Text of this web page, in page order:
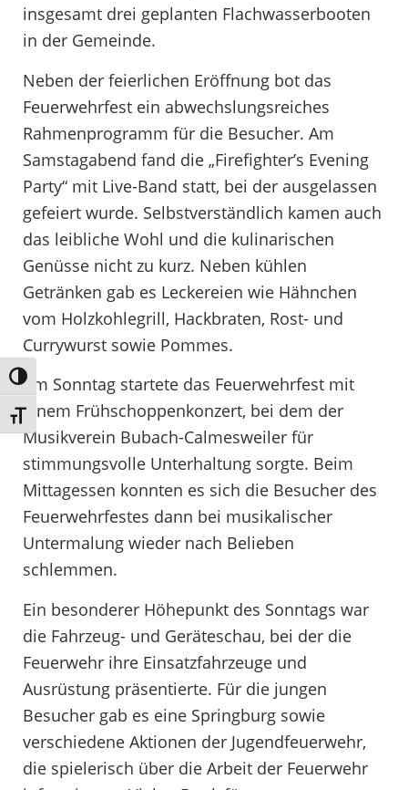
Umschalten auf hohe Kontraste
Schrift vergrößern
insgesamt drei geplanten Flachwasserbooten
in der Gemeinde.
Neben der feierlichen Eröffnung bot das
Feuerwehrfest ein abwechslungsreiches
Rahmenprogramm für die Besucher. Am
Samstagabend fand die „Firefighter’s Evening
Party“ mit Live-Band statt, bei der ausgelassen
gefeiert wurde. Selbstverständlich kamen auch
das leibliche Wohl und die kulinarischen
Genüsse nicht zu kurz. Neben kühlen
Getränken gab es Leckereien wie Hähnchen
vom Holzkohlegrill, Hackbraten, Rost- und
Currywurst sowie Pommes.
Am Sonntag startete das Feuerwehrfest mit
einem Frühschoppenkonzert, bei dem der
Musikverein Bubach-Calmesweiler für
stimmungsvolle Unterhaltung sorgte. Beim
Mittagessen konnten es sich die Besucher des
Feuerwehrfestes dann bei musikalischer
Untermalung wieder nach Belieben
schlemmen.
Ein besonderer Höhepunkt des Sonntags war
die Fahrzeug- und Geräteschau, bei der die
Feuerwehr ihre Einsatzfahrzeuge und
Ausrüstung präsentierte. Für die jungen
Besucher gab es eine Springburg sowie
verschiedene Aktionen der Jugendfeuerwehr,
die spielerisch über die Arbeit der Feuerwehr